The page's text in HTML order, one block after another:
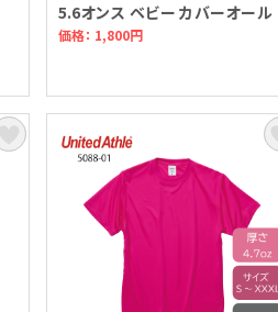
5.6オンス ベビー カバーオール
価格： 1,800円